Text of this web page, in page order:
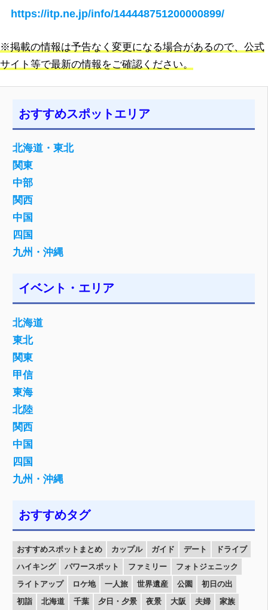
https://itp.ne.jp/info/144448751200000899/
※掲載の情報は予告なく変更になる場合があるので、公式
サイト等で最新の情報をご確認ください。
おすすめスポットエリア
北海道・東北
関東
中部
関西
中国
四国
九州・沖縄
イベント・エリア
北海道
東北
関東
甲信
東海
北陸
関西
中国
四国
九州・沖縄
おすすめタグ
おすすめスポットまとめ カップル ガイド デート
ドライブ
ハイキング
パワースポット ファミリー
フォトジェニック
ライトアップ
ロケ地 一人旅 世界遺産 公園
初日の出
初詣
北海道 千葉 夕日・夕景 夜景 大阪 夫婦 家族